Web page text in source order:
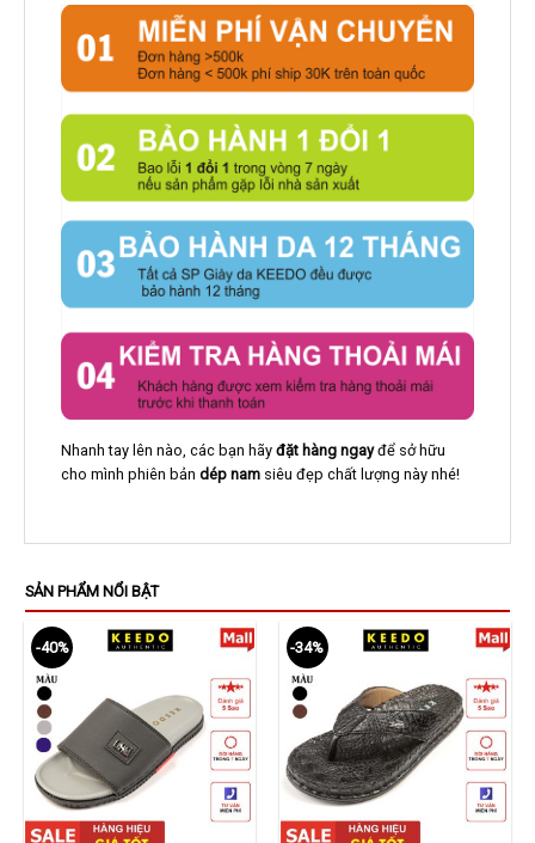
Nhanh tay lên nào, các bạn hãy đặt hàng ngayđể sở hữu
cho mình phiên bản dép nam siêu đẹp chất lượng này nhé!
SẢN PHẨM NỔI BẬT
-40% -34%